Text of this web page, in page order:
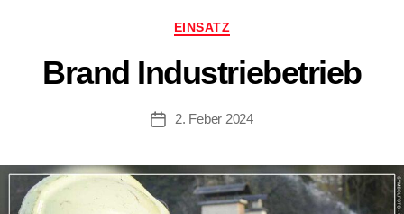
Kategorien
EINSATZ
Brand Industriebetrieb
Beitragsdatum
2. Feber 2024